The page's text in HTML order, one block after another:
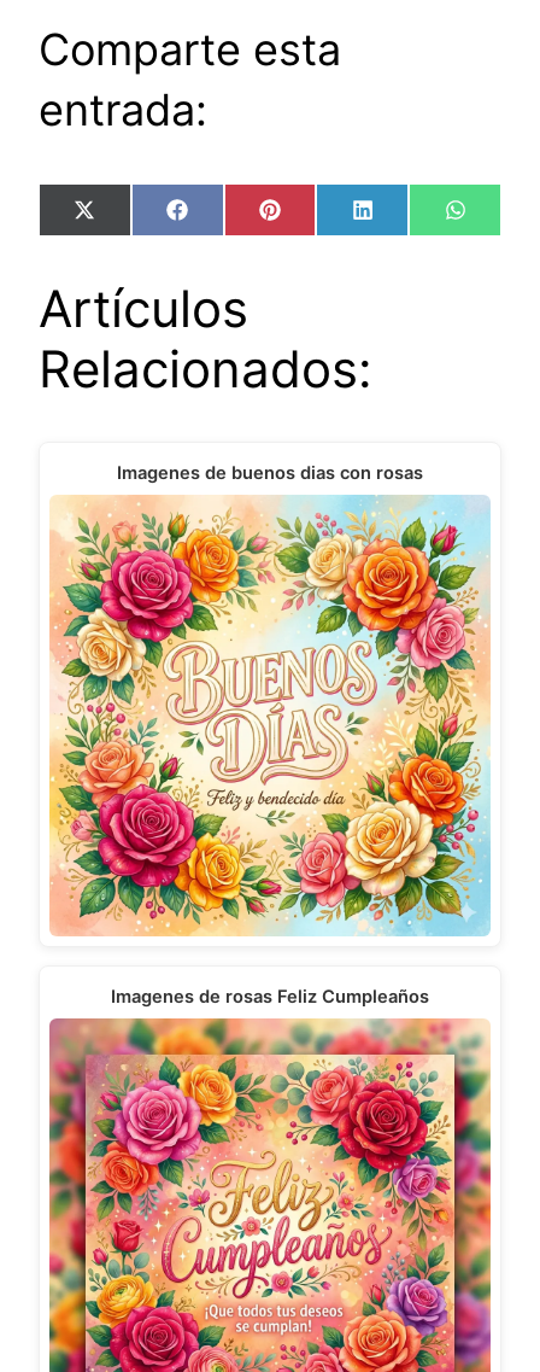
Comparte esta
entrada:
Compartir
en
X
(Twitter)
Compartir
en
FacebookCompartir
en
Pinterest Compartir
en
LinkedIn
en
Artículos
Relacionados:
Imagenes de buenos dias con rosas
Imagenes de rosas Feliz Cumpleaños